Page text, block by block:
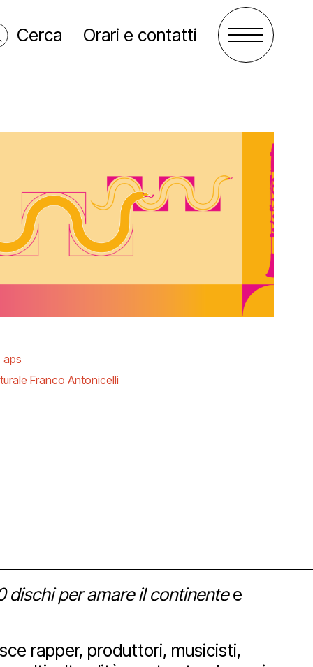
Cerca Orari e contatti
aps
Franco Antonicelli
dischi per amare il continentee
rapper, produttori, musicisti,